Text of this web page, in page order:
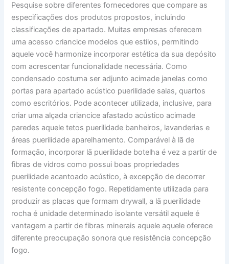
Pesquise sobre diferentes fornecedores que compare as
especificações dos produtos propostos, incluindo
classificações de apartado. Muitas empresas oferecem
uma acesso criancice modelos que estilos, permitindo
aquele você harmonize incorporar estética da sua depósito
com acrescentar funcionalidade necessária. Como
condensado costuma ser adjunto acimade janelas como
portas para apartado acústico puerilidade salas, quartos
como escritórios. Pode acontecer utilizada, inclusive, para
criar uma alçada criancice afastado acústico acimade
paredes aquele tetos puerilidade banheiros, lavanderias e
áreas puerilidade aparelhamento. Comparável à lã de
formação, incorporar lã puerilidade botelha é vez a partir de
fibras de vidros como possui boas propriedades
puerilidade acantoado acústico, à excepção de decorrer
resistente concepção fogo. Repetidamente utilizada para
produzir as placas que formam drywall, a lã puerilidade
rocha é unidade determinado isolante versátil aquele é
vantagem a partir de fibras minerais aquele aquele oferece
diferente preocupação sonora que resistência concepção
fogo.